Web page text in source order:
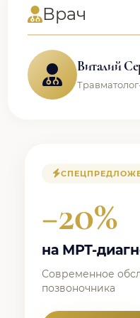
Врач
Виталий
−20%
на МРТ-
Современное
позвоночника